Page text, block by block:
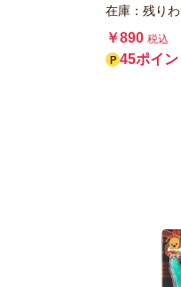
在庫：残り
￥890 税込
45ポイ